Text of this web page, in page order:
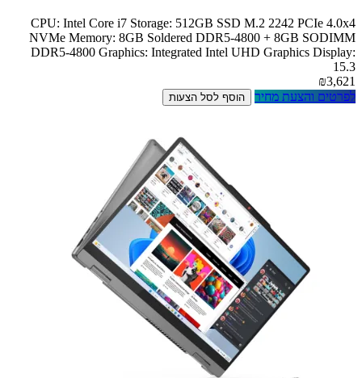
CPU: Intel Core i7 Storage: 512GB SSD M.2 2242 PCIe 4.0x4
NVMe Memory: 8GB Soldered DDR5-4800 + 8GB SODIMM
DDR5-4800 Graphics: Integrated Intel UHD Graphics Display:
15.3
₪3,621
לפרטים והצעת מחיר
הוסף לסל הצעות